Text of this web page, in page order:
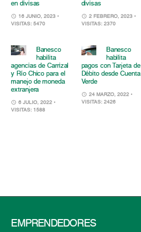
en divisas
16 JUNIO, 2023 •
VISITAS: 5470
divisas
2 FEBRERO, 2023 •
VISITAS: 2370
Banesco
habilita
agencias de Carrizal
y Río Chico para el
manejo de moneda
extranjera
6 JULIO, 2022 •
VISITAS: 1588
Banesco
habilita
pagos con Tarjeta de
Débito desde Cuenta
Verde
24 MARZO, 2022 •
VISITAS: 2426
EMPRENDEDORES